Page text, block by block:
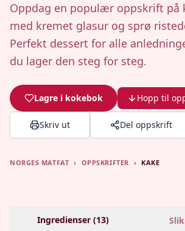
Oppdag en populær oppskrift på
med kremet glasur og sprø
Perfekt dessert for alle
du lager den steg for steg.
Lagre i kokebok Hopp til
Skriv ut Del oppskrift
NORGES MATFAT › OPPSKRIFTER › KAKE
Ingredienser (13)